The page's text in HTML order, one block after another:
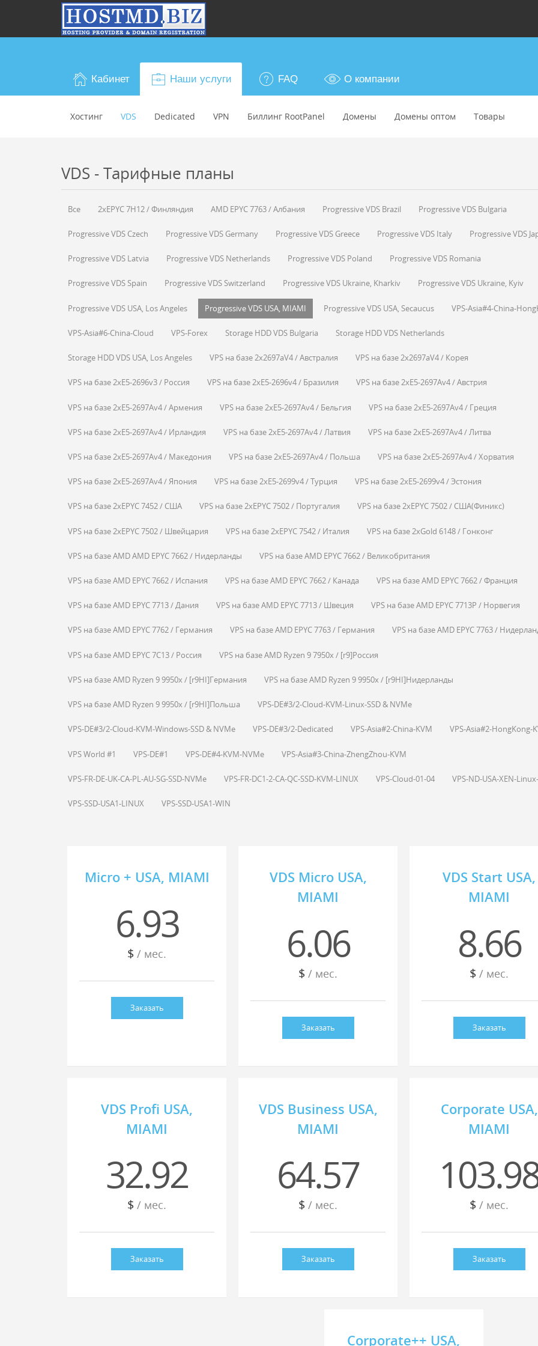
Кабинет Наши услуги
Хостинг VDS Dedicated VPN Биллинг RootPanel Домены Домены оптом Товары
FAQ О компании
VDS - Тарифные планы
Все 2xEPYC 7H12 / Финляндия AMD EPYC 7763 / Албания Progressive VDS Brazil Progressive VDS Bulgaria
Progressive VDS Czech Progressive VDS Germany Progressive VDS Greece Progressive VDS Italy Progressive VDS
Progressive VDS Latvia Progressive VDS Netherlands Progressive VDS Poland Progressive VDS Romania
Progressive VDS Spain Progressive VDS Switzerland Progressive VDS Ukraine, Kharkiv Progressive VDS Ukraine, Kyiv
Progressive VDS USA, Los Angeles Progressive VDS USA, MIAMI Progressive VDS USA, Secaucus VPS-Asia#4-China-
VPS-Asia#6-China-Cloud VPS-Forex Storage HDD VDS Bulgaria Storage HDD VDS Netherlands
Storage HDD VDS USA, Los Angeles VPS на базе 2x2697aV4 / Австралия VPS на базе 2x2697aV4 / Корея
VPS на базе 2xE5-2696v3 / Россия VPS на базе 2xE5-2696v4 / Бразилия VPS на базе 2xE5-2697Av4 / Австрия
VPS на базе 2xE5-2697Av4 / Армения VPS на базе 2xE5-2697Av4 / Бельгия VPS на базе 2xE5-2697Av4 / Греция
VPS на базе 2xE5-2697Av4 / Ирландия VPS на базе 2xE5-2697Av4 / Латвия VPS на базе 2xE5-2697Av4 / Литва
VPS на базе 2xE5-2697Av4 / Македония VPS на базе 2xE5-2697Av4 / Польша VPS на базе 2xE5-2697Av4 / Хорватия
VPS на базе 2xE5-2697Av4 / Япония VPS на базе 2xE5-2699v4 / Турция VPS на базе 2xE5-2699v4 / Эстония
VPS на базе 2xEPYC 7452 / США VPS на базе 2xEPYC 7502 / Португалия VPS на базе 2xEPYC 7502 / США(Финикс)
VPS на базе 2xEPYC 7502 / Швейцария VPS на базе 2xEPYC 7542 / Италия VPS на базе 2xGold 6148 / Гонконг
VPS на базе AMD AMD EPYC 7662 / Нидерланды VPS на базе AMD EPYC 7662 / Великобритания
VPS на базе AMD EPYC 7662 / Испания VPS на базе AMD EPYC 7662 / Канада VPS на базе AMD EPYC 7662 / Франция
VPS на базе AMD EPYC 7713 / Дания VPS на базе AMD EPYC 7713 / Швеция VPS на базе AMD EPYC 7713P / Норвегия
VPS на базе AMD EPYC 7762 / Германия VPS на базе AMD EPYC 7763 / Германия VPS на базе AMD EPYC 7763 /
VPS на базе AMD EPYC 7C13 / Россия VPS на базе AMD Ryzen 9 7950x / [r9]Россия
VPS на базе AMD Ryzen 9 9950x / [r9HI]Германия VPS на базе AMD Ryzen 9 9950x / [r9HI]Нидерланды
VPS на базе AMD Ryzen 9 9950x / [r9HI]Польша VPS-DE#3/2-Cloud-KVM-Linux-SSD & NVMe
VPS-DE#3/2-Cloud-KVM-Windows-SSD & NVMe VPS-DE#3/2-Dedicated VPS-Asia#2-China-KVM VPS-Asia#2-HongKong-
VPS World #1 VPS-DE#1 VPS-DE#4-KVM-NVMe VPS-Asia#3-China-ZhengZhou-KVM
VPS-FR-DE-UK-CA-PL-AU-SG-SSD-NVMe VPS-FR-DC1-2-CA-QC-SSD-KVM-LINUX VPS-Cloud-01-04 VPS-ND-USA-XEN-
VPS-SSD-USA1-LINUX VPS-SSD-USA1-WIN
Micro + USA, MIAMI
6.93
$ / мес.
Заказать
VDS Micro USA,
MIAMI
6.06
$ / мес.
Заказать
VDS Start USA,
MIAMI
8.66
$ / мес.
Заказать
VDS Profi USA,
MIAMI
32.92
$ / мес.
Заказать
VDS Business USA,
MIAMI
64.57
$ / мес.
Заказать
Corporate USA,
MIAMI
$ / мес.
Заказать
Corporate++ USA,